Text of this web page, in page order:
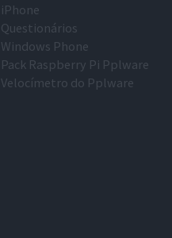
iPhone
Questionários
Windows Phone
Pack Raspberry Pi Pplware
Velocímetro do Pplware